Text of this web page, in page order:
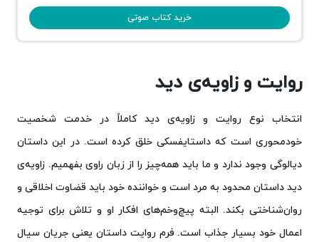
خرید کتاب صوتی
روایت و زاویه‌ی دید
انتخاب نوع روایت و زاویه‌ی دید کاملاً در خدمت شخصیت
خودمحوری است که داستایفسکی خلق کرده است. در این داستان
دیالوگی وجود ندارد و ما باید همه‌چیز را از زبان راوی بفهمیم. زاویه‌ی
دید داستان محدود به مرد است و خواننده خود باید قضاوت اخلاقی و
روان‌شناختی بکند. البته پیچ‌وخم‌های افکار او و تلاش برای توجیه
اعمال خود بسیار جذاب است. فرم روایت داستان یعنی جریان سیال